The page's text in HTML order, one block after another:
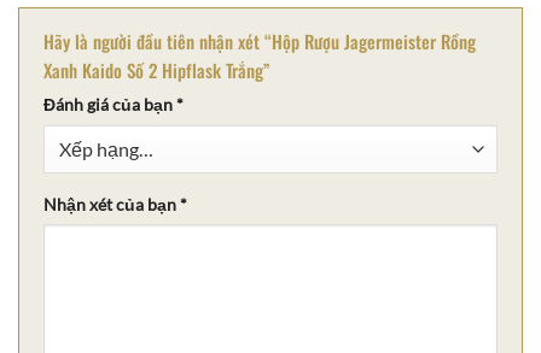
Hãy là người đầu tiên nhận xét “Hộp Rượu Jagermeister Rồng
Xanh Kaido Số 2 Hipflask Trắng”
Đánh giá của bạn*
Nhận xét của bạn*